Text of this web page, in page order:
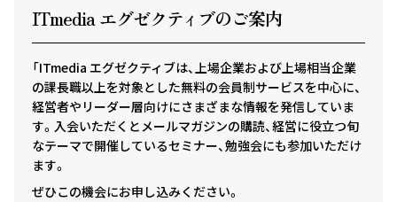
ITmedia エグゼクティ ブのご案内
「ITmedia エグゼクティブは、上場企業および上場相当企業
の課長職以上を対象とした無料の会員制サービスを中心に、
経営者やリーダー層向けにさまざまな情報を発信していま
す。入会いただくとメールマガジンの購読、経営に役立つ旬
なテーマで開催しているセミナー、勉強会にも参加いただけ
ます。
ぜひこの機会にお申し込みください。